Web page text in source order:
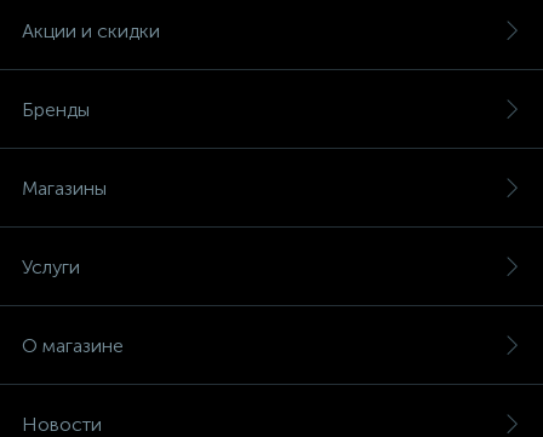
Акции и скидки
Бренды
Магазины
Услуги
О магазине
Новости